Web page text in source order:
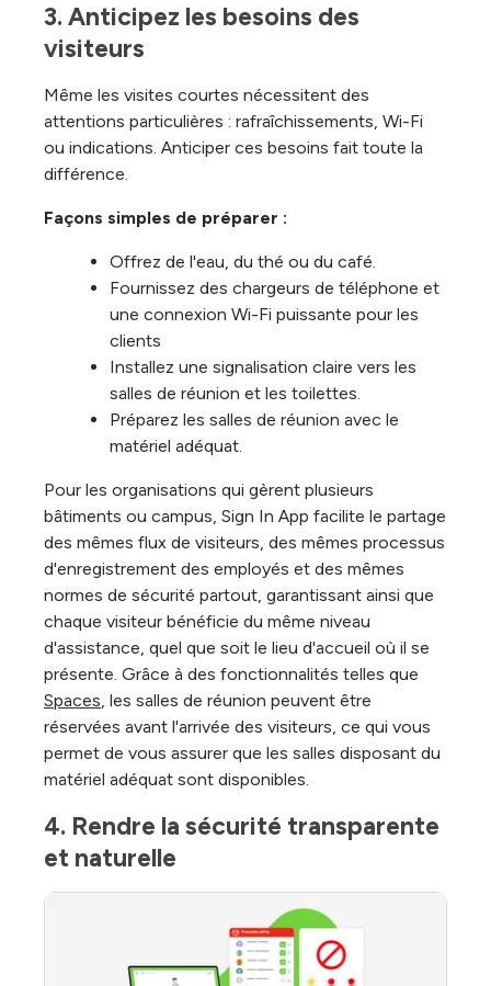
3. Anticipez les besoins des
visiteurs
Même les visites courtes nécessitent des
attentions particulières : rafraîchissements, Wi-Fi
ou indications. Anticiper ces besoins fait toute la
différence.
Façons simples de préparer :
Offrez de l'eau, du thé ou du café.
Fournissez des chargeurs de téléphone et
une connexion Wi-Fi puissante pour les
clients
Installez une signalisation claire vers les
salles de réunion et les toilettes.
Préparez les salles de réunion avec le
matériel adéquat.
Pour les organisations qui gèrent plusieurs
bâtiments ou campus, Sign In App facilite le partage
des mêmes flux de visiteurs, des mêmes processus
d'enregistrement des employés et des mêmes
normes de sécurité partout, garantissant ainsi que
chaque visiteur bénéficie du même niveau
d'assistance, quel que soit le lieu d'accueil où il se
présente. Grâce à des fonctionnalités telles que
Spaces, les salles de réunion peuvent être
réservées avant l'arrivée des visiteurs, ce qui vous
permet de vous assurer que les salles disposant du
matériel adéquat sont disponibles.
4. Rendre la sécurité transparente
et naturelle